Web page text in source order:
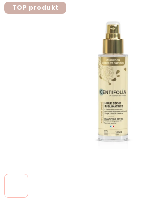
produktu
TOP produkt